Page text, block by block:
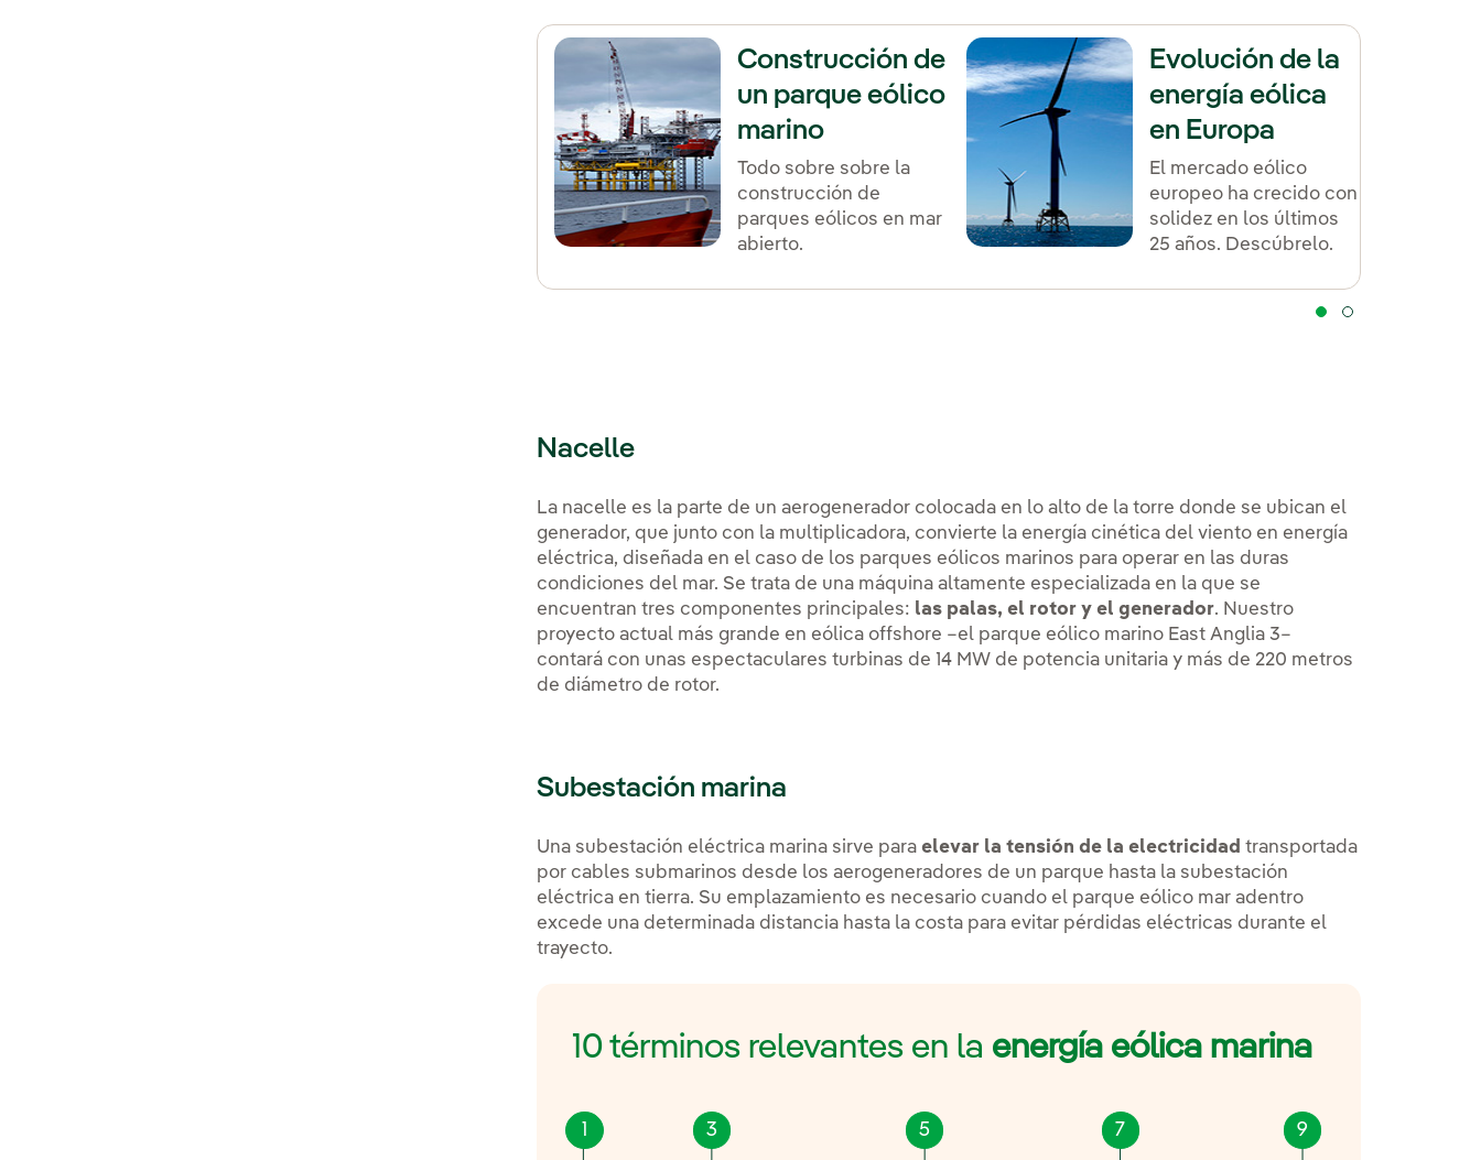
Construcción de
un parque eólico
marino
Todo sobre sobre la
construcción de
parques eólicos en mar
abierto.
Evolución de la
energía eólica
en Europa
El mercado eólico
europeo ha crecido con
solidez en los últimos
25 años. Descúbrelo.
Nacelle
La nacelle es la parte de un aerogenerador colocada en lo alto de la torre donde se ubican el
generador, que junto con la multiplicadora, convierte la energía cinética del viento en energía
eléctrica, diseñada en el caso de los parques eólicos marinos para operar en las duras
condiciones del mar. Se trata de una máquina altamente especializada en la que se
encuentran tres componentes principales: las palas, el rotor y el generador. Nuestro
proyecto actual más grande en eólica offshore –el parque eólico marino East Anglia 3–
contará con unas espectaculares turbinas de 14 MW de potencia unitaria y más de 220 metros
de diámetro de rotor.
Subestación marina
Una subestación eléctrica marina sirve paraelevar la tensión de la electricidad transportada
por cables submarinos desde los aerogeneradores de un parque hasta la subestación
eléctrica en tierra. Su emplazamiento es necesario cuando el parque eólico mar adentro
excede una determinada distancia hasta la costa para evitar pérdidas eléctricas durante el
trayecto.
10 términos relevantes en la energía eólica marina
1 3 5 7 9